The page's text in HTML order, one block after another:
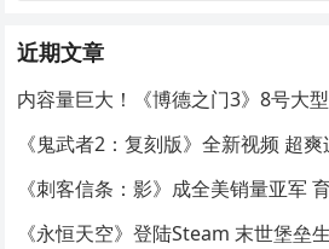
近期文章
内容量巨大！《博德之门3》8号大
《鬼武者2：复刻版》全新视频 超
《刺客信条：影》成全美销量亚军
《永恒天空》登陆Steam 末世堡垒